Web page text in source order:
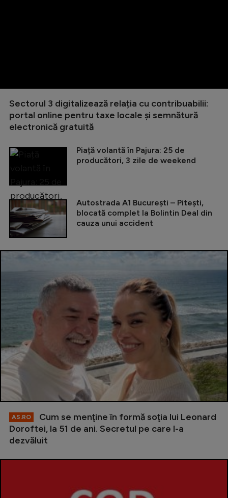
Sectorul 3 digitalizează relația cu contribuabilii:
portal online pentru taxe locale și semnătură
electronică gratuită
Piață volantă în Pajura: 25 de
producători, 3 zile de weekend
Autostrada A1 București – Pitești,
blocată complet la Bolintin Deal din
cauza unui accident
AS.RO
Cum se menţine în formă soţia lui Leonard
Doroftei, la 51 de ani. Secretul pe care l-a
dezvăluit